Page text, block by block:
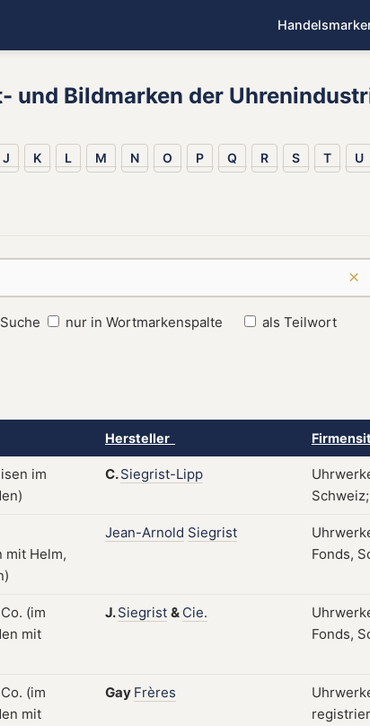
und Bildmarken der
J K L M N O P Q R S T U
×
Suche nur in Wortmarkenspalte als Teilwort
Hersteller
C.Siegrist-Lipp
Jean-Arnold Siegrist
Fonds,
J.Siegrist & Cie.
Fonds,
Gay Frères